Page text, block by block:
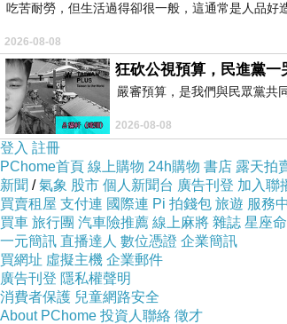
吃苦耐勞，但生活過得卻很一般，這通常是人品好
2026-08-08
狂砍公視預算，民進黨一
嚴審預算，是我們與民眾黨共
2026-08-08
登入 註冊
PChome首頁 線上購物 24h購物 書店 露天拍
新聞 /氣象 股市 個人新聞台 廣告刊登 加入聯
買賣租屋 支付連 國際連 Pi 拍錢包 旅遊 服務
買車 旅行團 汽車險推薦 線上麻將 雜誌 星座
一元簡訊 直播達人 數位憑證 企業簡訊
買網址 虛擬主機 企業郵件
廣告刊登 隱私權聲明
消費者保護 兒童網路安全
About PChome 投資人聯絡 徵才